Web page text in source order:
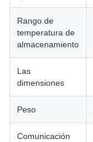
Rango de
temperatura de
almacenamiento
Las
dimensiones
Peso
Comunicación